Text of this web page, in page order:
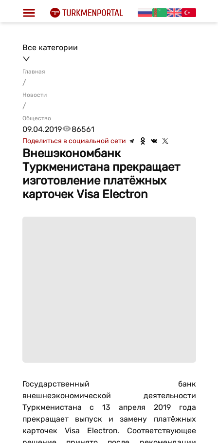
Все категории
Главная
/
Новости
/
Общество
09.04.2019 86561
Поделиться в социальной сети
Внешэкономбанк
Туркменистана прекращает
изготовление платёжных
карточек Visa Electron
Государственный банк
внешнеэкономической деятельности
Туркменистана с 13 апреля 2019 года
прекращает выпуск и замену платёжных
карточек Visa Electron. Соответствующее